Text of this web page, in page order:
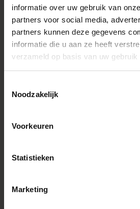
informatie over uw gebruik van
partners voor social media,
partners kunnen deze gegevens
informatie die u aan ze heeft
verzameld op basis van uw
Noodzakelijk
Voorkeuren
Statistieken
Marketing
Caractéristiques
* All
Note:
the
and
Youtube Videos